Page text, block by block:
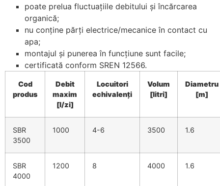
poate prelua fluctuațiile debitului și încărcarea
organică;
nu conține părți electrice/mecanice în contact cu
apa;
montajul și punerea în funcțiune sunt facile;
certificată conform SREN 12566.
Cod
produs
Debit
maxim
[l/zi]
Locuitori
echivalenți
Volum
[litri]
Diametru
[m]
SBR
3500
1000 4-6 3500 1.6
SBR
4000
1200 8 4000 1.6